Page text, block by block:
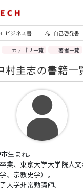
ビジネス書 自己啓発書
カテゴリ一覧 著者一覧
村圭志の書籍一
生まれ。
業、東京大学大学院人
、宗教史学）。
大学非常勤講師。